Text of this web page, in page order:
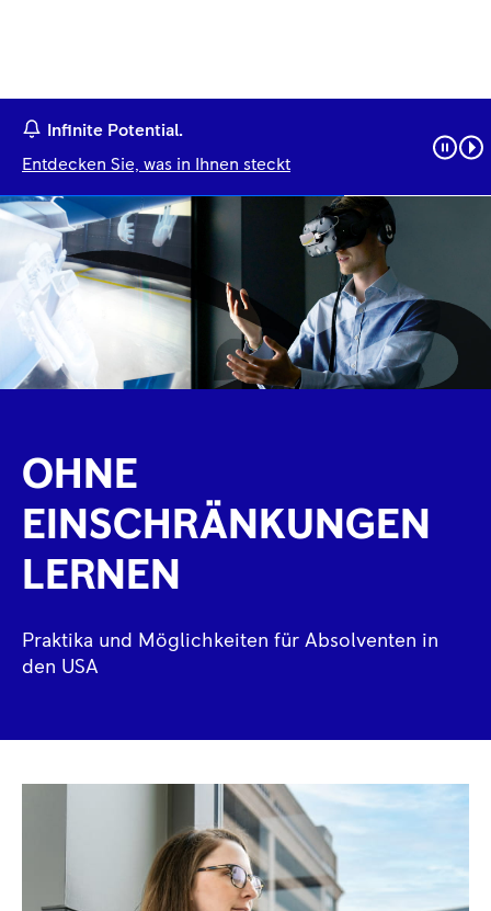
Infinite Potential.
Entdecken Sie, was in Ihnen steckt
OHNE
EINSCHRÄNKUNGEN
LERNEN
Praktika und Möglichkeiten für Absolventen in
den USA